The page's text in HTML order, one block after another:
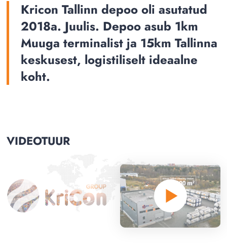
Kricon Tallinn depoo oli asutatud
2018a. Juulis. Depoo asub 1km
Muuga terminalist ja 15km Tallinna
keskusest, logistiliselt ideaalne
koht.
VIDEOTUUR